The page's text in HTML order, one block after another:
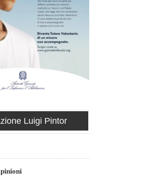
Luigi Pintor